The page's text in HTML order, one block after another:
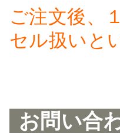
ご注文後、
セル扱いと
お問い合